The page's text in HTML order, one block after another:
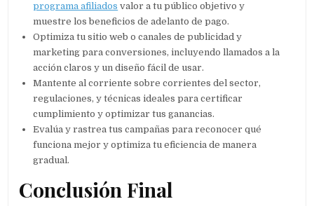
programa afiliados valor a tu público objetivo y
muestre los beneficios de adelanto de pago.
Optimiza tu sitio web o canales de publicidad y
marketing para conversiones, incluyendo llamados a la
acción claros y un diseño fácil de usar.
Mantente al corriente sobre corrientes del sector,
regulaciones, y técnicas ideales para certificar
cumplimiento y optimizar tus ganancias.
Evalúa y rastrea tus campañas para reconocer qué
funciona mejor y optimiza tu eficiencia de manera
gradual.
Conclusión Final